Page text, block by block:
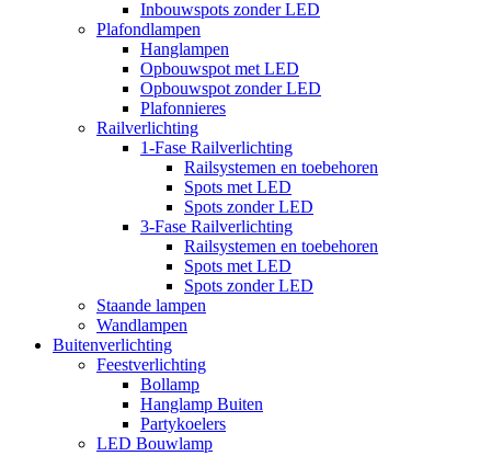
Inbouwspots zonder LED
Plafondlampen
Hanglampen
Opbouwspot met LED
Opbouwspot zonder LED
Plafonnieres
Railverlichting
1-Fase Railverlichting
Railsystemen en toebehoren
Spots met LED
Spots zonder LED
3-Fase Railverlichting
Railsystemen en toebehoren
Spots met LED
Spots zonder LED
Staande lampen
Wandlampen
Buitenverlichting
Feestverlichting
Bollamp
Hanglamp Buiten
Partykoelers
LED Bouwlamp